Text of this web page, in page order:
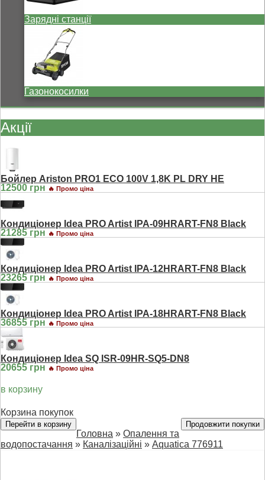
Зарядні станції
Газонокосилки
Акції
Бойлер Ariston PRO1 ECO 100V 1,8K PL DRY HE
12500 грн 🔥 Промо ціна
Кондиціонер Idea PRO Artist IPA-09HRART-FN8 Black
21285 грн 🔥 Промо ціна
Кондиціонер Idea PRO Artist IPA-12HRART-FN8 Black
23265 грн 🔥 Промо ціна
Кондиціонер Idea PRO Artist IPA-18HRART-FN8 Black
36855 грн 🔥 Промо ціна
Кондиціонер Idea SQ ISR-09HR-SQ5-DN8
20655 грн 🔥 Промо ціна
в корзину
Корзина покупок
Перейти в корзину Продовжити покупки
Головна » Опалення та
водопостачання » Каналізаційні » Aquatica 776911